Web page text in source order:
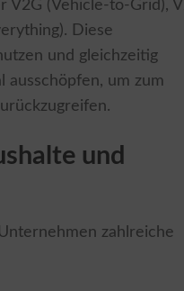
V2G (Vehicle-to-Grid),
Diese
und gleichzeitig
ausschöpfen, um zum
und
zahlreiche